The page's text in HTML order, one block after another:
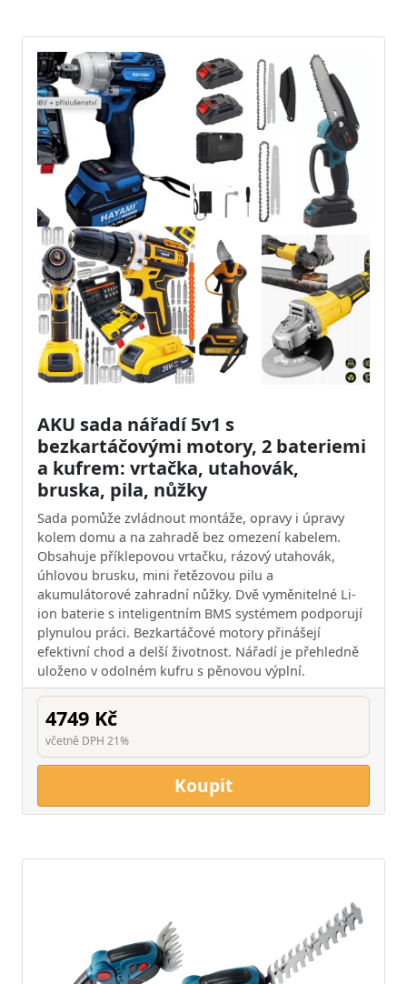
AKU sada nářadí 5v1 s
bezkartáčovými motory, 2 bateriemi
a kufrem: vrtačka, utahovák,
bruska, pila, nůžky
Sada pomůže zvládnout montáže, opravy i úpravy
kolem domu a na zahradě bez omezení kabelem.
Obsahuje příklepovou vrtačku, rázový utahovák,
úhlovou brusku, mini řetězovou pilu a
akumulátorové zahradní nůžky. Dvě vyměnitelné Li-
ion baterie s inteligentním BMS systémem podporují
plynulou práci. Bezkartáčové motory přinášejí
efektivní chod a delší životnost. Nářadí je přehledně
uloženo v odolném kufru s pěnovou výplní.
4749 Kč
včetně DPH 21%
Koupit